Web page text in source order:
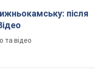
після
та відео